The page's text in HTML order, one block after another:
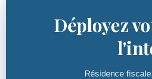
Déployez
Résidence